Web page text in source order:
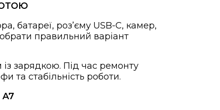
батареї, роз’єму USB-C, камер,
правильний варіант
зарядкою. Під час ремонту
та стабільність роботи.